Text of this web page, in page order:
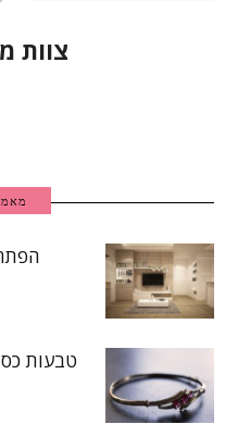
צוות
טבעות